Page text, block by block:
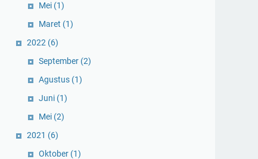
Mei (1)
Maret (1)
2022 (6)
September (2)
Agustus (1)
Juni (1)
Mei (2)
2021 (6)
Oktober (1)